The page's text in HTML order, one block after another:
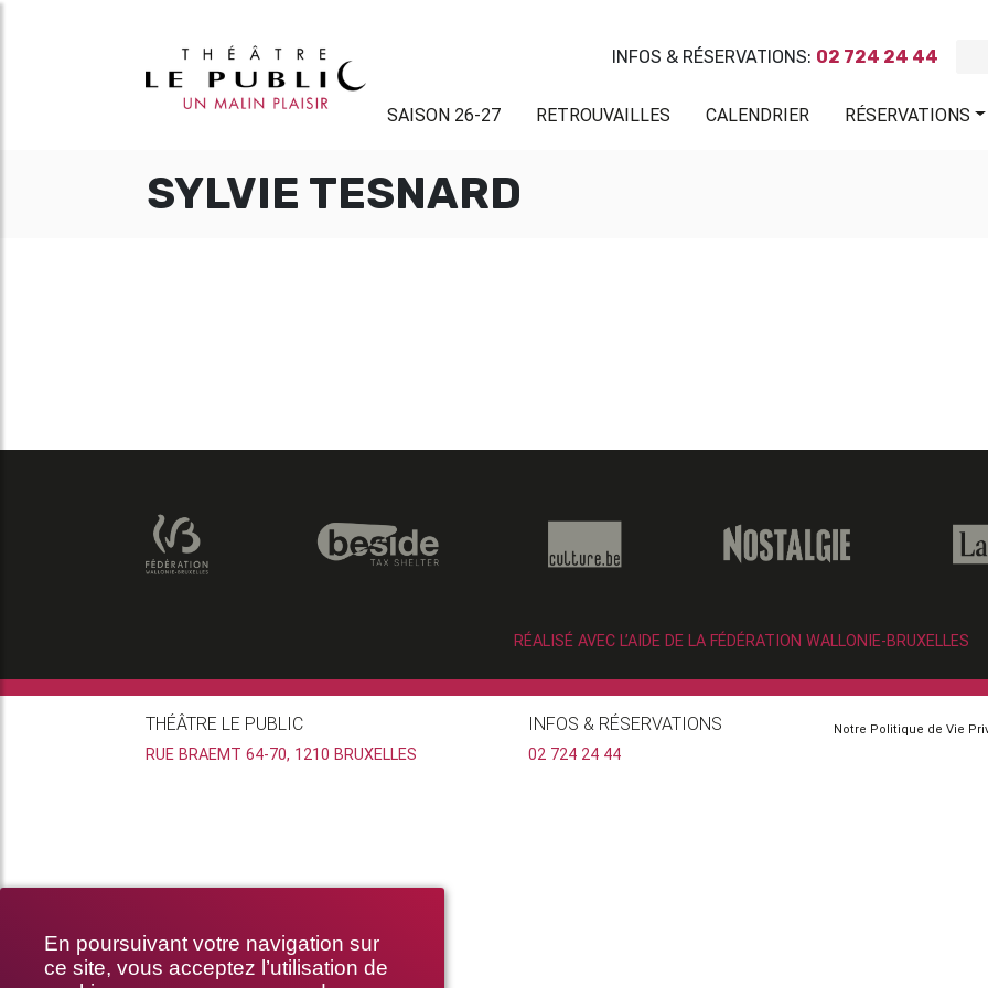
En poursuivant votre navigation sur
ce site, vous acceptez l’utilisation de
INFOS & RÉSERVATIONS: 02 724 24 44
SAISON 26-27 RETROUVAILLES CALENDRIER RÉSERVATIONS
SYLVIE TESNARD
RÉALISÉ AVEC L’AIDE DE LA FÉDÉRATION WALLONIE-BRUXELLES
THÉÂTRE LE PUBLIC
RUE BRAEMT 64-70, 1210 BRUXELLES
INFOS & RÉSERVATIONS
02 724 24 44
Notre Politique de Vie